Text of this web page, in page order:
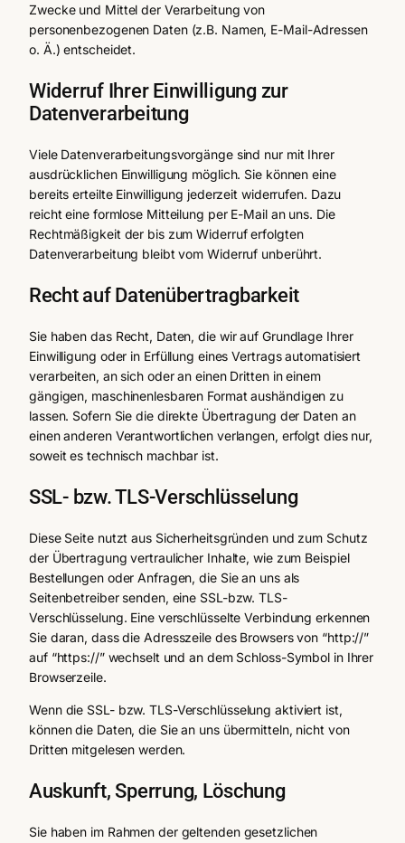
Zwecke und Mittel der Verarbeitung von
personenbezogenen Daten (z.B. Namen, E-Mail-Adressen
o. Ä.) entscheidet.
Widerruf Ihrer Einwilligung zur
Datenverarbeitung
Viele Datenverarbeitungsvorgänge sind nur mit Ihrer
ausdrücklichen Einwilligung möglich. Sie können eine
bereits erteilte Einwilligung jederzeit widerrufen. Dazu
reicht eine formlose Mitteilung per E-Mail an uns. Die
Rechtmäßigkeit der bis zum Widerruf erfolgten
Datenverarbeitung bleibt vom Widerruf unberührt.
Recht auf Datenübertragbarkeit
Sie haben das Recht, Daten, die wir auf Grundlage Ihrer
Einwilligung oder in Erfüllung eines Vertrags automatisiert
verarbeiten, an sich oder an einen Dritten in einem
gängigen, maschinenlesbaren Format aushändigen zu
lassen. Sofern Sie die direkte Übertragung der Daten an
einen anderen Verantwortlichen verlangen, erfolgt dies nur,
soweit es technisch machbar ist.
SSL- bzw. TLS-Verschlüsselung
Diese Seite nutzt aus Sicherheitsgründen und zum Schutz
der Übertragung vertraulicher Inhalte, wie zum Beispiel
Bestellungen oder Anfragen, die Sie an uns als
Seitenbetreiber senden, eine SSL-bzw. TLS-
Verschlüsselung. Eine verschlüsselte Verbindung erkennen
Sie daran, dass die Adresszeile des Browsers von “http://”
auf “https://” wechselt und an dem Schloss-Symbol in Ihrer
Browserzeile.
Wenn die SSL- bzw. TLS-Verschlüsselung aktiviert ist,
können die Daten, die Sie an uns übermitteln, nicht von
Dritten mitgelesen werden.
Auskunft, Sperrung, Löschung
Sie haben im Rahmen der geltenden gesetzlichen